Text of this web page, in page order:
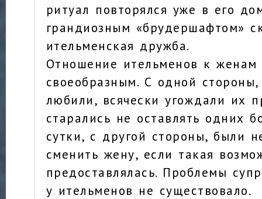
ритуал повторялся уже в его
грандиозным «брудершафтом»
ительменская дружба.
Отношение ительменов к
своеобразным. С одной
любили, всячески угождали их
старались не оставлять одних
сутки, с другой стороны, были
сменить жену, если такая
предоставлялась. Проблемы
у ительменов не существовало.